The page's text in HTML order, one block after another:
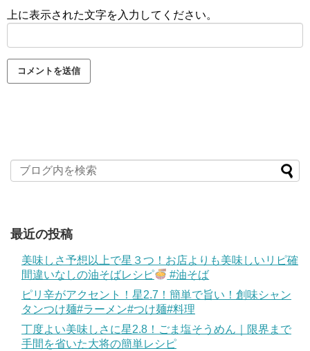
上に表示された文字を入力してください。
最近の投稿
美味しさ予想以上で星３つ！お店よりも美味しいリピ確
間違いなしの油そばレシピ
#油そば
ピリ辛がアクセント！星2.7！簡単で旨い！創味シャン
タンつけ麺#ラーメン#つけ麺#料理
丁度よい美味しさに星2.8！ごま塩そうめん｜限界まで
手間を省いた大将の簡単レシピ